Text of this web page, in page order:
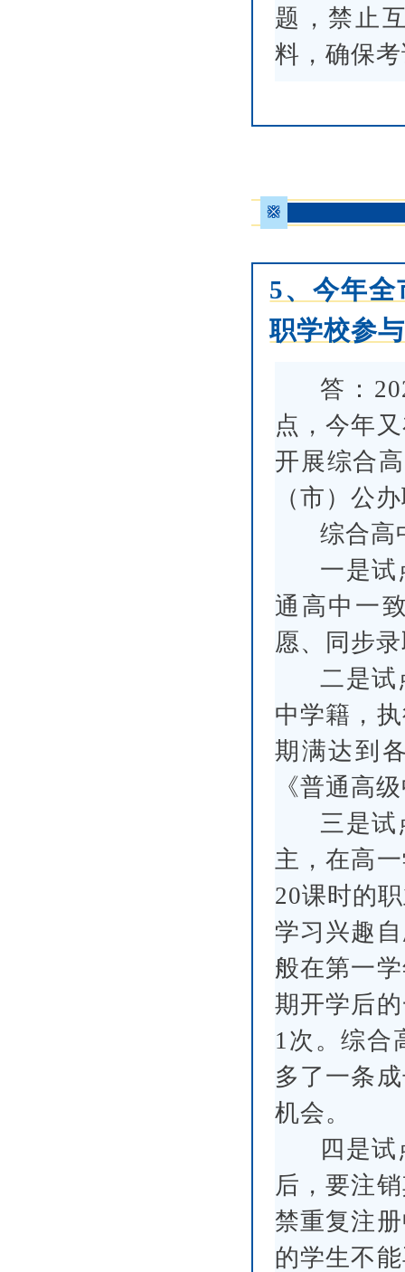
题，禁止
料，确保
※
5、今年
职学校参
答：
点，今年
开展综合
（市）公
综合高
一是试
通高中一
愿、同步
二是试
中学籍，
期满达到
《普通高
三是
主，在高
20课时的
学习兴趣
般在第一
期开学后
1次。综合
多了一条
机会。
四是
后，要注
禁重复注
的学生不